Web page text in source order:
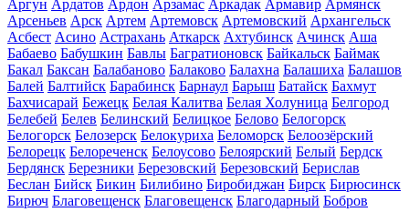
Аргун Ардатов Ардон Арзамас Аркадак Армавир Армянск
Арсеньев Арск Артем Артемовск Артемовский Архангельск
Асбест Асино Астрахань Аткарск Ахтубинск Ачинск Аша
Бабаево Бабушкин Бавлы Багратионовск Байкальск Баймак
Бакал Баксан Балабаново Балаково Балахна Балашиха Балашов
Балей Балтийск Барабинск Барнаул Барыш Батайск Бахмут
Бахчисарай Бежецк Белая Калитва Белая Холуница Белгород
Белебей Белев Белинский Белицкое Белово Белогорск
Белогорск Белозерск Белокуриха Беломорск Белоозёрский
Белорецк Белореченск Белоусово Белоярский Белый Бердск
Бердянск Березники Березовский Березовский Берислав
Беслан Бийск Бикин Билибино Биробиджан Бирск Бирюсинск
Бирюч Благовещенск Благовещенск Благодарный Бобров